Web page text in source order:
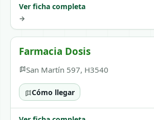
Ver ficha completa
→
Farmacia Dosis
San Martín 597, H3540
Cómo llegar